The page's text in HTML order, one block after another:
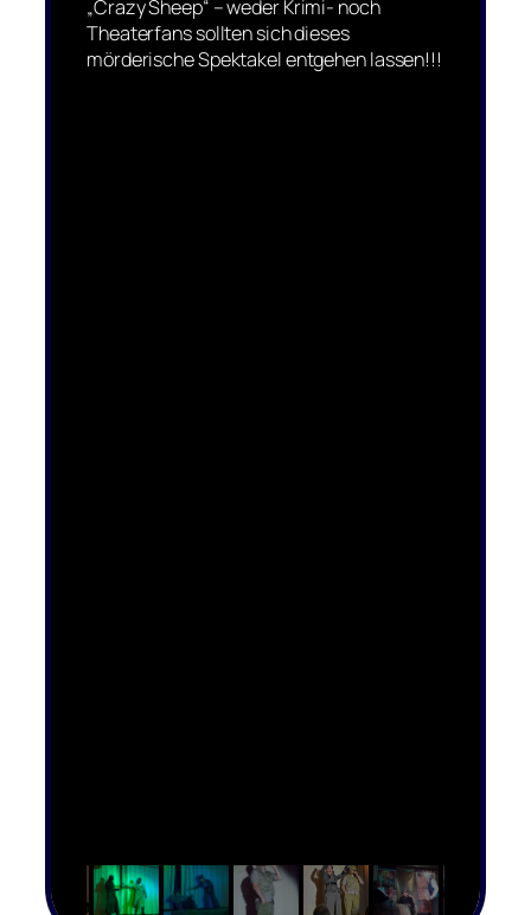
„Crazy Sheep“ – weder Krimi- noch
Theaterfans sollten sich dieses
mörderische Spektakel entgehen lassen!!!